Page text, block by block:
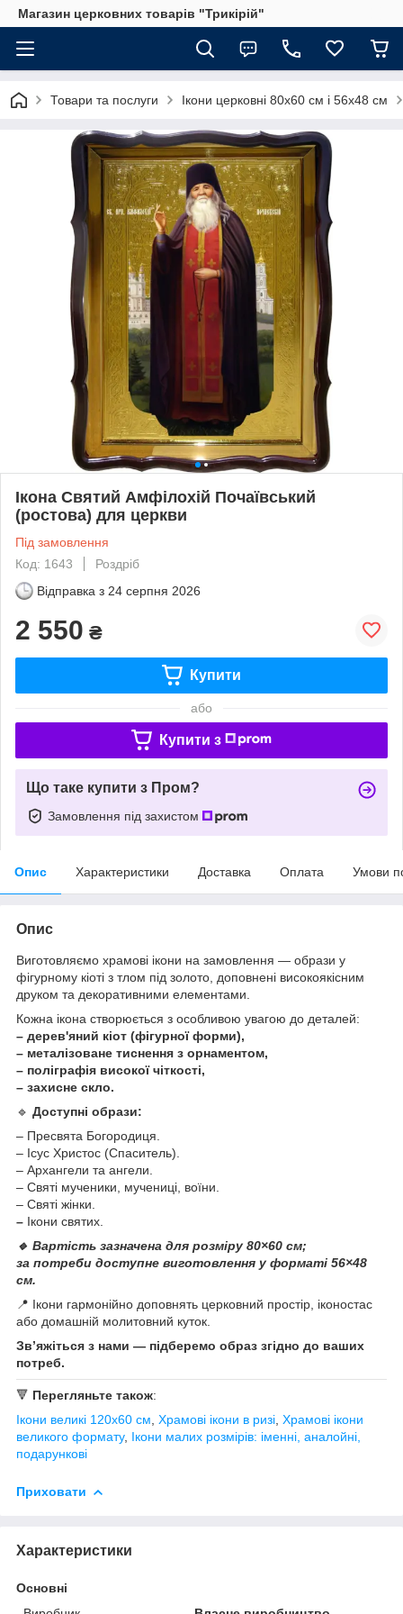
Магазин церковних товарів "Трикірій"
Товари та послуги Ікони церковні 80х60 см і 56х48 см
Ікона Святий Амфілохій Почаївський
(ростова) для церкви
Під замовлення
Код: 1643
Роздріб
Відправка з 24 серпня 2026
2 550 ₴
Купити
або
Купити з
Що таке купити з Пром?
Замовлення під захистом
Опис Характеристики Доставка Оплата Умови
Опис
Виготовляємо храмові ікони на замовлення — образи у
фігурному кіоті з тлом під золото, доповнені високоякісним
друком та декоративними елементами.
Кожна ікона створюється з особливою увагою до деталей:
– дерев'яний кіот (фігурної форми),
– металізоване тиснення з орнаментом,
– поліграфія високої чіткості,
– захисне скло.
🔹 Доступні образи:
– Пресвята Богородиця.
– Ісус Христос (Спаситель).
– Архангели та ангели.
– Святі мученики, мучениці, воїни.
– Святі жінки.
– Ікони святих.
🔹 Вартість зазначена для розміру 80×60 см;
за потреби доступне виготовлення у форматі 56×48
см.
📍 Ікони гармонійно доповнять церковний простір, іконостас
або домашній молитовний куток.
Зв’яжіться з нами — підберемо образ згідно до ваших
потреб.
🔻 Перегляньте також:
Ікони великі 120х60 см Храмові ікони в ризі Храмові ікони
великого формату, Ікони малих розмірів: іменні, аналойні,
подарункові
Приховати
Характеристики
Основні